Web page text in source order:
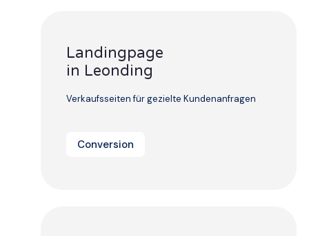
Landingpage
in Leonding
Verkaufsseiten für gezielte Kundenanfragen
Conversion